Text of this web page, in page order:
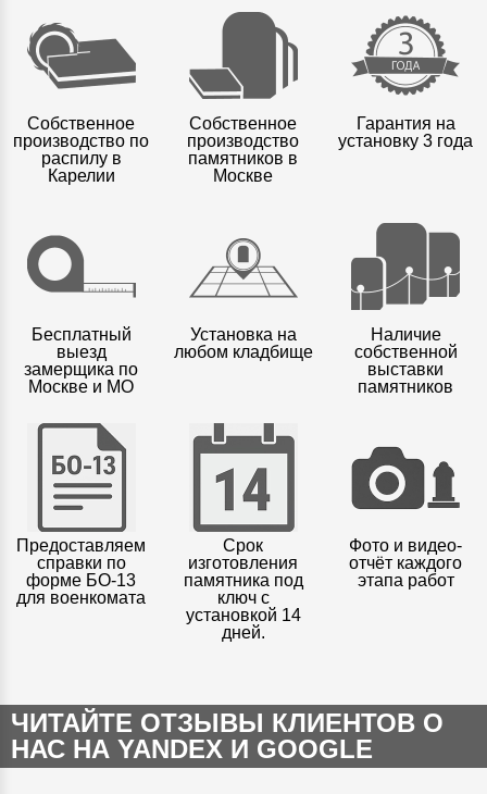
Собственное
производство по
распилу в
Карелии
Собственное
производство
памятников в
Москве
Гарантия на
установку 3 года
Бесплатный
выезд
замерщика по
Москве и МО
Установка на
любом кладбище
Наличие
собственной
выставки
памятников
Предоставляем
справки по
форме БО-13
для военкомата
Срок
изготовления
памятника под
ключ с
установкой 14
дней.
Фото и видео-
отчёт каждого
этапа работ
ЧИТАЙТЕ ОТЗЫВЫ КЛИЕНТОВ О
НАС НА YANDEX И GOOGLE